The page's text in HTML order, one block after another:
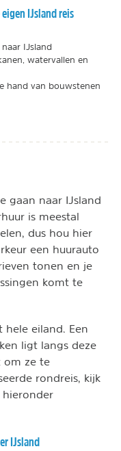
IJsland reis
IJsland
watervallen en
hand van bouwstenen
gaan naar IJsland
is meestal
dus hou hier
een huurauto
tonen en je
komt te
hele eiland. Een
ligt langs deze
om ze te
rondreis, kijk
hieronder
IJsland